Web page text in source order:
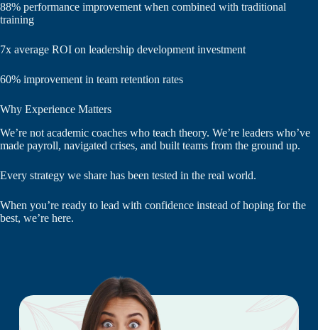
88% performance improvement when combined with traditional
training
7x average ROI on leadership development investment
60% improvement in team retention rates
Why Experience Matters
We’re not academic coaches who teach theory. We’re leaders who’ve
made payroll, navigated crises, and built teams from the ground up.
Every strategy we share has been tested in the real world.
When you’re ready to lead with confidence instead of hoping for the
best, we’re here.